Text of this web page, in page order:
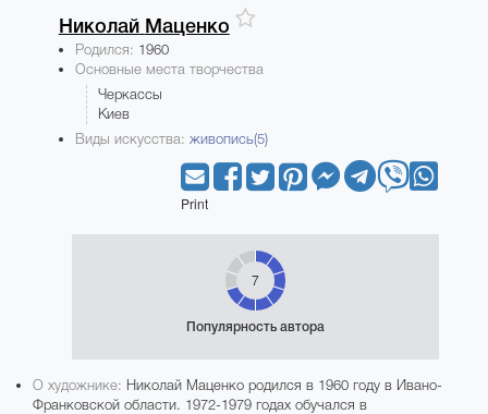
Николай Маценко
Родился: 1960
Основные места творчества
Черкассы
Киев
Виды искусства: живопись(5)
Print
7
Популярность автора
О художнике: Николай Маценко родился в 1960 году в Ивано-
Франковской области. 1972-1979 годах обучался в